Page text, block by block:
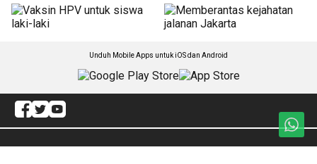
Unduh Mobile Apps untuk iOS dan Android